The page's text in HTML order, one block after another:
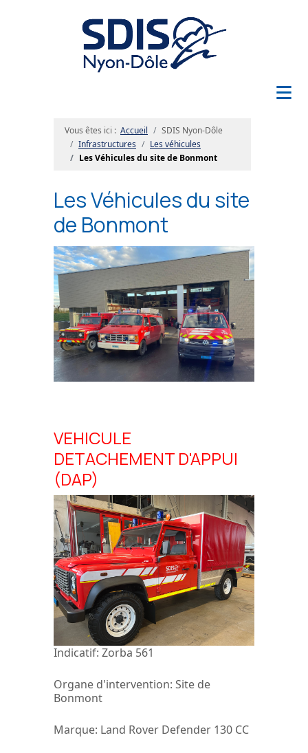
≡
Vous êtes ici : Accueil
SDIS Nyon-Dôle
Infrastructures
Les véhicules
Les Véhicules du site de Bonmont
Les Véhicules du site
de Bonmont
VEHICULE
DETACHEMENT D'APPUI
(DAP)
Indicatif: Zorba 561
Organe d'intervention: Site de
Bonmont
Marque: Land Rover Defender 130 CC